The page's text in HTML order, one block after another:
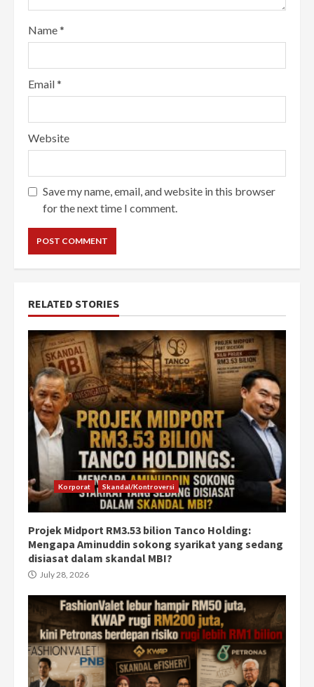
Name*
Email*
Website
Save my name, email, and website in this browser
for the next time I comment.
RELATED STORIES
Korporat Skandal/Kontroversi
Projek Midport RM3.53 bilion Tanco Holding:
Mengapa Aminuddin sokong syarikat yang sedang
disiasat dalam skandal MBI?
July 28, 2026